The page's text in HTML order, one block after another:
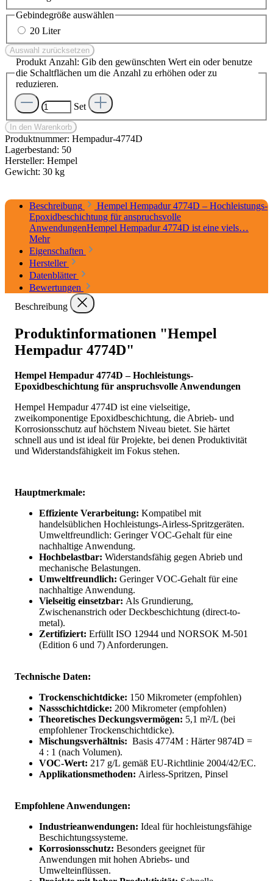
Gebindegröße auswählen
20 Liter
Auswahl zurücksetzen
Produkt Anzahl: Gib den gewünschten Wert ein oder benutze
die Schaltflächen um die Anzahl zu erhöhen oder zu
reduzieren.
Set
In den Warenkorb
Produktnummer: Hempadur-4774D
Lagerbestand: 50
Hersteller: Hempel
Gewicht: 30 kg
Beschreibung
Hempel Hempadur 4774D – Hochleistungs-
Epoxidbeschichtung für anspruchsvolle
AnwendungenHempel Hempadur 4774D ist eine viels…
Mehr
Eigenschaften
Hersteller
Datenblätter
Bewertungen
Beschreibung
Produktinformationen "Hempel
Hempadur 4774D"
Hempel Hempadur 4774D – Hochleistungs-
Epoxidbeschichtung für anspruchsvolle Anwendungen
Hempel Hempadur 4774D ist eine vielseitige,
zweikomponentige Epoxidbeschichtung, die Abrieb- und
Korrosionsschutz auf höchstem Niveau bietet. Sie härtet
schnell aus und ist ideal für Projekte, bei denen Produktivität
und Widerstandsfähigkeit im Fokus stehen.
Hauptmerkmale:
Effiziente Verarbeitung: Kompatibel mit
handelsüblichen Hochleistungs-Airless-Spritzgeräten.
Umweltfreundlich: Geringer VOC-Gehalt für eine
nachhaltige Anwendung.
Hochbelastbar: Widerstandsfähig gegen Abrieb und
mechanische Belastungen.
Umweltfreundlich: Geringer VOC-Gehalt für eine
nachhaltige Anwendung.
Vielseitig einsetzbar: Als Grundierung,
Zwischenanstrich oder Deckbeschichtung (direct-to-
metal).
Zertifiziert: Erfüllt ISO 12944 und NORSOK M-501
(Edition 6 und 7) Anforderungen.
Technische Daten:
Trockenschichtdicke: 150 Mikrometer (empfohlen)
Nassschichtdicke: 200 Mikrometer (empfohlen)
Theoretisches Deckungsvermögen: 5,1 m²/L (bei
empfohlener Trockenschichtdicke).
Mischungsverhältnis: Basis 4774M : Härter 9874D =
4 : 1 (nach Volumen).
VOC-Wert: 217 g/L gemäß EU-Richtlinie 2004/42/EC.
Applikationsmethoden: Airless-Spritzen, Pinsel
Empfohlene Anwendungen:
Industrieanwendungen: Ideal für hochleistungsfähige
Beschichtungssysteme.
Korrosionsschutz: Besonders geeignet für
Anwendungen mit hohen Abriebs- und
Umwelteinflüssen.